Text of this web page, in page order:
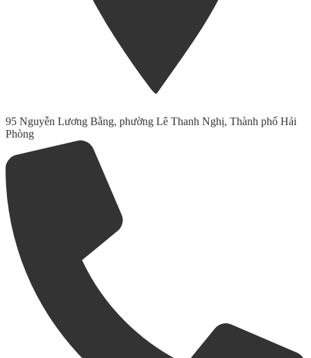
95 Nguyễn Lương Bằng, phường Lê Thanh Nghị, Thành phố Hải
Phòng